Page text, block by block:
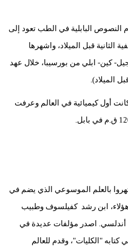
النصوص البابلية في الطب تعود إلى
الثانية قبل الميلاد، واشهرها
كين- ابلي من بورسيبا، خلال عهد
أول كيميائية في العالم وعرفت
بالعلم الموسوعي الذي يضم في
ابن رشد كفيلسوف وطبيب
اصدر مؤلفات عديدة في
"الكليات"، وقدم للعالم